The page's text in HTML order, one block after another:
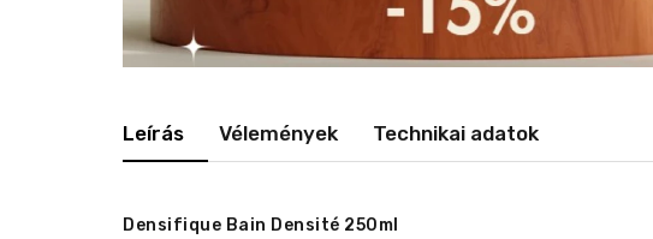
Leírás Vélemények Technikai adatok
Densifique Bain Densité 250ml